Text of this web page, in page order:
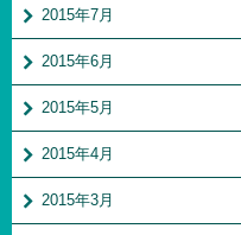
2015年7月
2015年6月
2015年5月
2015年4月
2015年3月